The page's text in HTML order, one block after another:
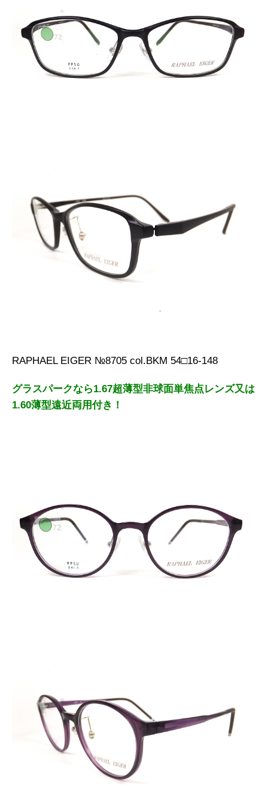
RAPHAEL EIGER №8705 col.BKM 54□16-148
グラスパークなら1.67超薄型非球面単焦点レンズ又は
1.60薄型遠近両用付き！